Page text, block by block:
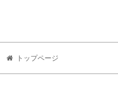
トップページ